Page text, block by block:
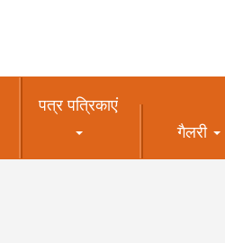
पत्र पत्रिकाएं
गैलरी